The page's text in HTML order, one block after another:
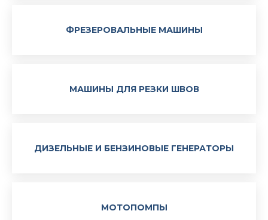
ФРЕЗЕРОВАЛЬНЫЕ МАШИНЫ
МАШИНЫ ДЛЯ РЕЗКИ ШВОВ
ДИЗЕЛЬНЫЕ И БЕНЗИНОВЫЕ ГЕНЕРАТОРЫ
МОТОПОМПЫ